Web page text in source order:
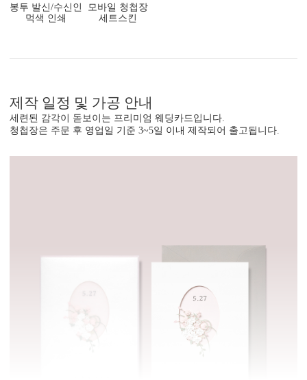
봉투 발신/수신인
먹색 인쇄
모바일 청첩장
세트스킨
제작 일정 및 가공 안내
세련된 감각이 돋보이는 프리미엄 웨딩카드입니다.
청첩장은 주문 후 영업일 기준 3~5일 이내 제작되어 출고됩니다.